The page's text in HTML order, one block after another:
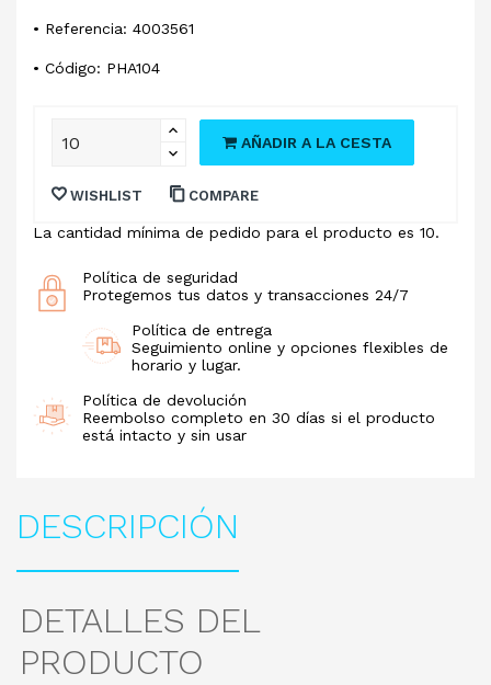
• Referencia: 4003561
• Código: PHA104
AÑADIR A LA CESTA
WISHLIST COMPARE
La cantidad mínima de pedido para el producto es 10.
Política de seguridad
Protegemos tus datos y transacciones 24/7
Política de entrega
Seguimiento online y opciones flexibles de
horario y lugar.
Política de devolución
Reembolso completo en 30 días si el producto
está intacto y sin usar
DESCRIPCIÓN
DETALLES DEL
PRODUCTO